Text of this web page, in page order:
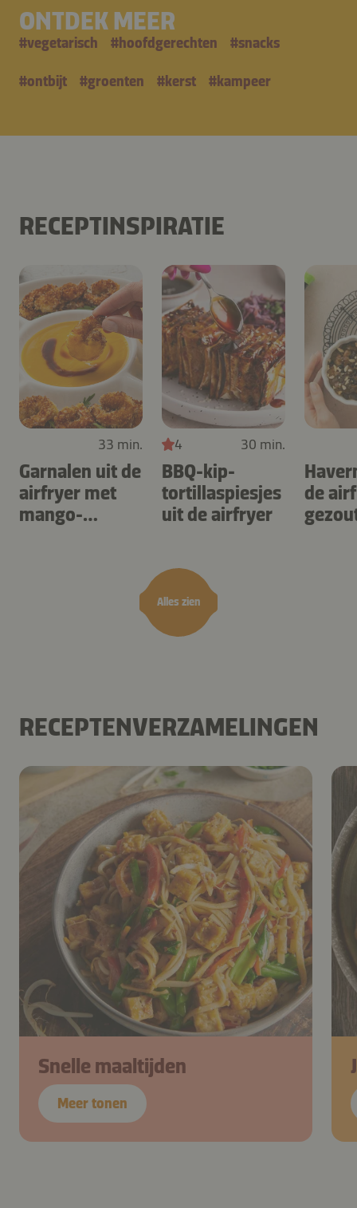
ONTDEK MEER
#vegetarisch #hoofdgerechten #snacks
#ontbijt #groenten #kerst #kampeer
RECEPTINSPIRATIE
Alles zien
33 min.
Garnalen uit de
airfryer met
mango-
4 30 min.
BBQ-kip-
tortillaspiesjes
uit de airfryer
de
RECEPTENVERZAMELINGEN
Snelle maaltijden
Meer tonen